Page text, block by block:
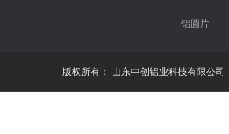
铝圆片
版权所有： 山东中创铝业科技有限公司